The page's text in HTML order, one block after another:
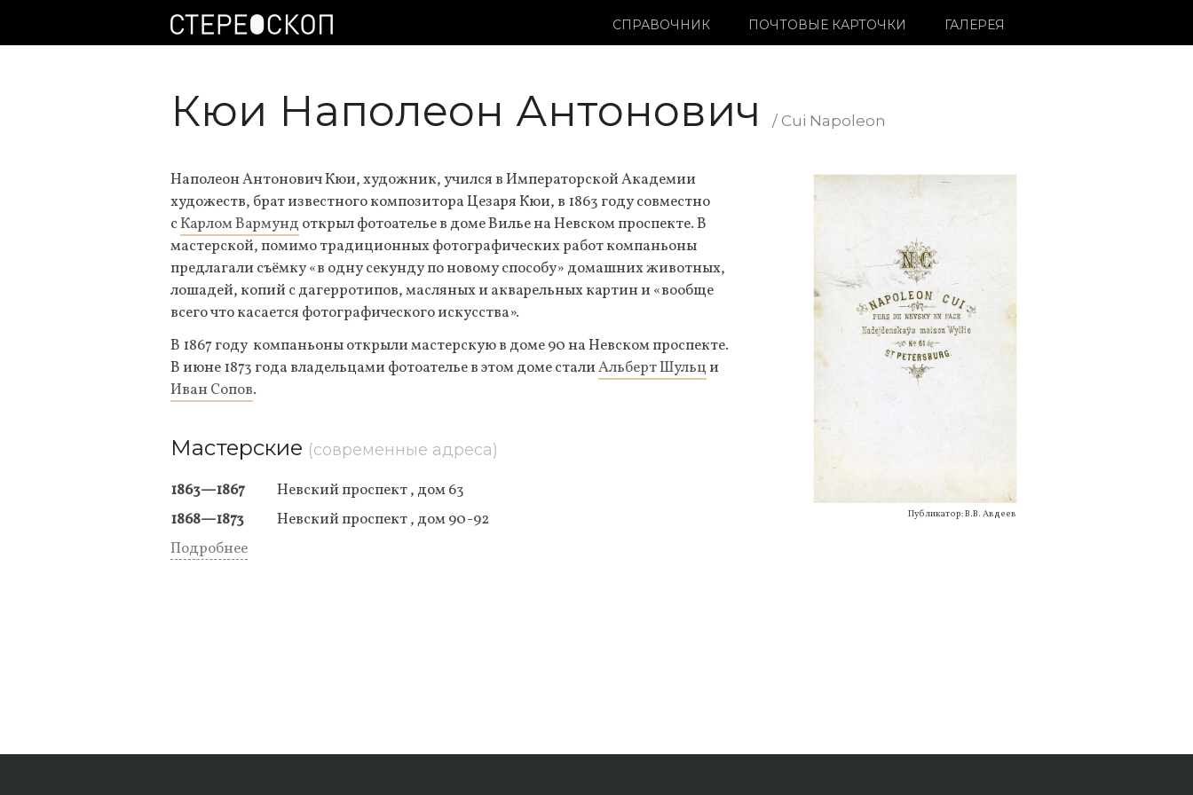
СПРАВОЧНИК ПОЧТОВЫЕ КАРТОЧКИ ГАЛЕРЕЯ
Кюи Наполеон Антонович / Cui Napoleon
Публикатор: В.В. Авдеев
Наполеон Антонович Кюи, художник, учился в Императорской Академии
художеств, брат известного композитора Цезаря Кюи, в 1863 году совместно
сКарлом Вармунд открыл фотоателье в доме Вилье на Невском проспекте. В
мастерской, помимо традиционных фотографических работ компаньоны
предлагали съёмку «в одну секунду по новому способу» домашних животных,
лошадей, копий с дагерротипов, масляных и акварельных картин и «вообще
всего что касается фотографического искусства».
В 1867 году компаньоны открыли мастерскую в доме 90 на Невском проспекте.
В июне 1873 года владельцами фотоателье в этом доме сталиАльберт Шульц и
Иван Сопов.
Мастерские (современные адреса)
1863—1867
Невский проспект , дом 63
1868—1873
Невский проспект , дом 90-92
Подробнее